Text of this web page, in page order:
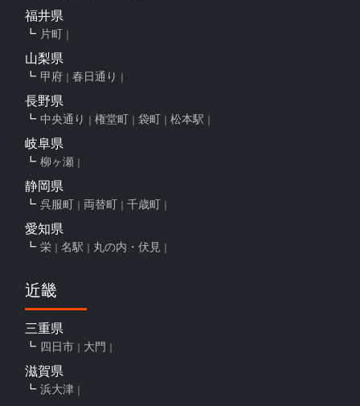
福井県
片町
山梨県
甲府 春日通り
長野県
中央通り 権堂町 袋町 松本駅
岐阜県
柳ヶ瀬
静岡県
呉服町 両替町 千歳町
愛知県
栄 名駅 丸の内・伏見
近畿
三重県
四日市 大門
滋賀県
浜大津